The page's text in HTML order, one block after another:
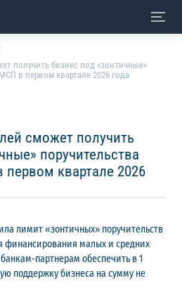
получить бизнес под «зонтичные»
в первом квартале 2026 года
сможет получить
поручительства
квартале 2026
лимит «зонтичных» поручительств
финансирования малых и средних
партнерам обеспечить в 1
поддержку бизнеса на сумму не